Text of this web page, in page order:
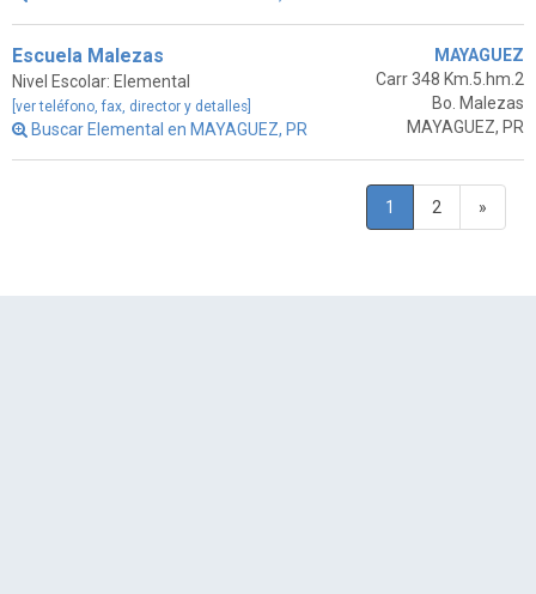
Escuela Malezas
Nivel Escolar: Elemental
[ver teléfono, fax, director y detalles]
Buscar Elemental en MAYAGUEZ, PR
MAYAGUEZ
Carr 348 Km.5.hm.2
Bo. Malezas
MAYAGUEZ, PR
1 2 »